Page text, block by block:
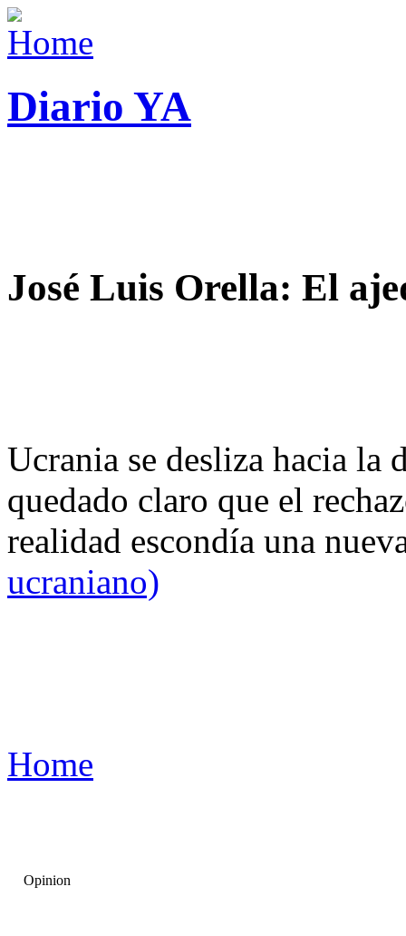
Diario YA
José Luis Orella: El
Ucrania se desliza hacia
quedado claro que el
realidad escondía una
ucraniano)
Home
Opinion